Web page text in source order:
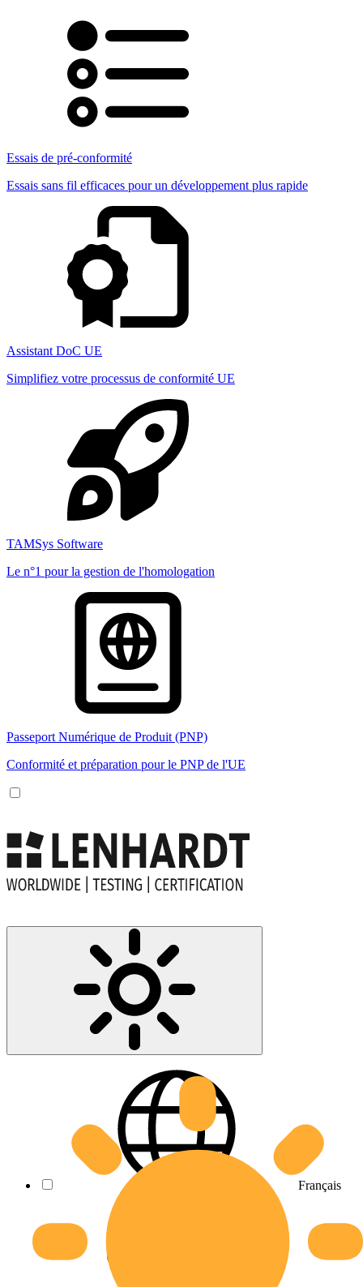
Essais de pré-conformité
Essais sans fil efficaces pour un développement plus rapide
Assistant DoC UE
Simplifiez votre processus de conformité UE
TAMSys Software
Le n°1 pour la gestion de l'homologation
Passeport Numérique de Produit (PNP)
Conformité et préparation pour le PNP de l'UE
Français